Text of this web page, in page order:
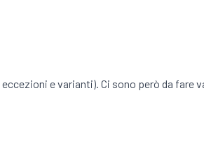
e varianti). Ci sono però da